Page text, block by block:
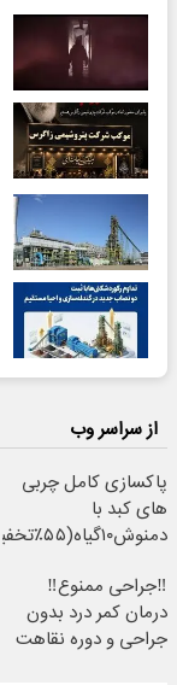
از سراسر وب
پاکسازی کامل چربی
های کبد با
دمنوش۱۰گیاه(۵۵٪تخفیف)
‼️جراحی ممنوع‼️
درمان کمر درد بدون
جراحی و دوره نقاهت